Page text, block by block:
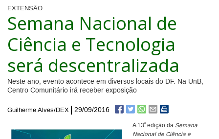
EXTENSÃO
Semana Nacional de
Ciência e Tecnologia
será descentralizada
Neste ano, evento acontece em diversos locais do DF. Na UnB,
Centro Comunitário irá receber exposição
Guilherme Alves/DEX 29/09/2016
A 13ªedição da Semana
Nacional de Ciência e